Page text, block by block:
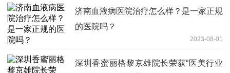
济南血液病医院治疗怎么样？是一家正规
的医院吗？
2023-08-01
深圳香蜜丽格黎京雄院长荣获“医美行业